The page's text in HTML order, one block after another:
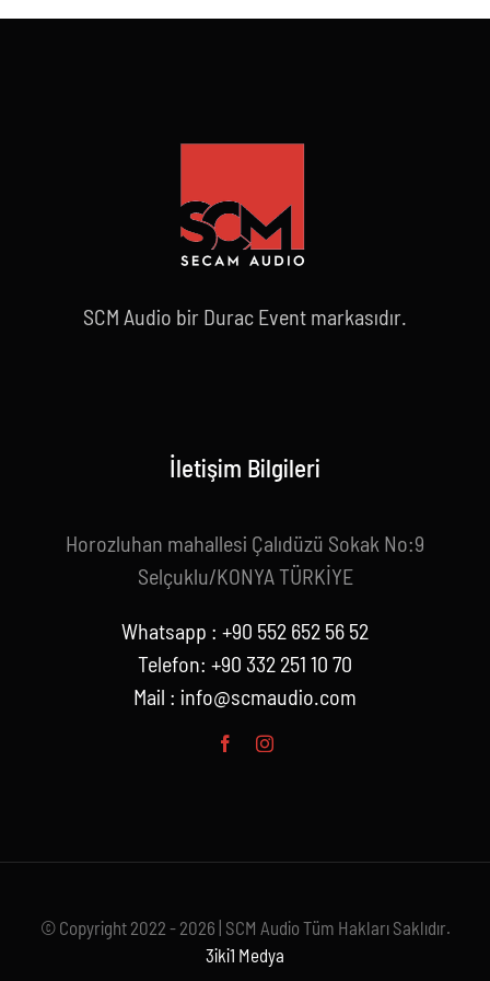
SCM Audio bir Durac Event markasıdır.
İletişim Bilgileri
Horozluhan mahallesi Çalıdüzü Sokak No:9
Selçuklu/KONYA TÜRKİYE
Whatsapp : +90 552 652 56 52
Telefon: +90 332 251 10 70
Mail : info@scmaudio.com
© Copyright 2022 - 2026 | SCM Audio Tüm Hakları Saklıdır.
3iki1 Medya